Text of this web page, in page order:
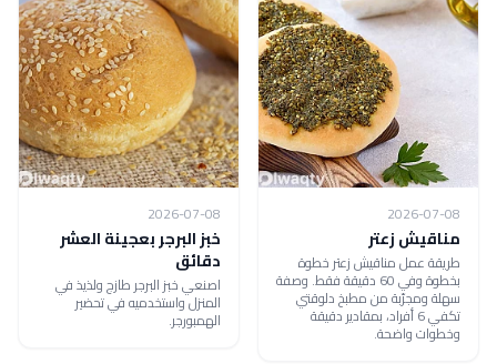
2026-07-08
مناقيش زعتر
طريقة عمل مناقيش زعتر خطوة
بخطوة وفي 60 دقيقة فقط. وصفة
سهلة ومجرّبة من مطبخ دلوقتي
تكفي 6 أفراد، بمقادير دقيقة
وخطوات واضحة.
2026-07-08
خبز البرجر بعجينة العشر
دقائق
اصنعي خبز البرجر طازج ولذيذ في
المنزل واستخدميه في تحضير
الهمبورجر.